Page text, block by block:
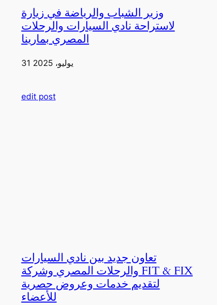
وزير الشباب والرياضة في زيارة
لاستراحة نادي السيارات والرحلات
المصري بمارينا
31 يوليو، 2025
edit post
تعاون جديد بين نادي السيارات
والرحلات المصري وشركة FIT & FIX
لتقديم خدمات وعروض حصرية
للأعضاء